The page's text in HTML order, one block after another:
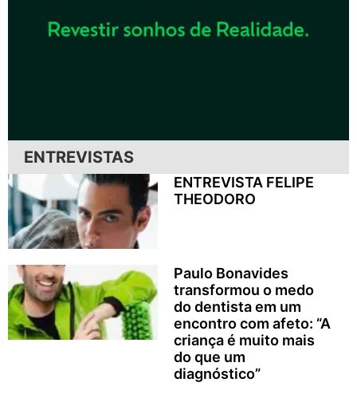
ENTREVISTAS
ENTREVISTA FELIPE
THEODORO
Paulo Bonavides
transformou o medo
do dentista em um
encontro com afeto: “A
criança é muito mais
do que um
diagnóstico”